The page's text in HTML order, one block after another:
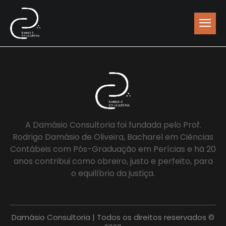
A Damásio Consultoria foi fundada pelo Prof.
Rodrigo Damásio de Oliveira, Bacharel em Ciências
Contábeis com Pós-Graduação em Perícias e há 20
anos contribui como obreiro, justo e perfeito, para
o equilíbrio da justiça.
Damásio Consultoria | Todos os direitos reservados ©